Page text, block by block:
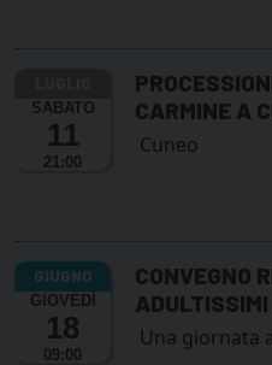
SABATO
11
21:00
CARMINE A
Cuneo
GIOVEDÌ
18
09:00
CONVEGNO
Una giornata